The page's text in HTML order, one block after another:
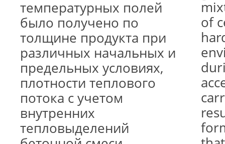
температурных полей
было получено по
толщине продукта при
различных начальных и
предельных условиях,
плотности теплового
потока с учетом
внутренних
тепловыделений
of